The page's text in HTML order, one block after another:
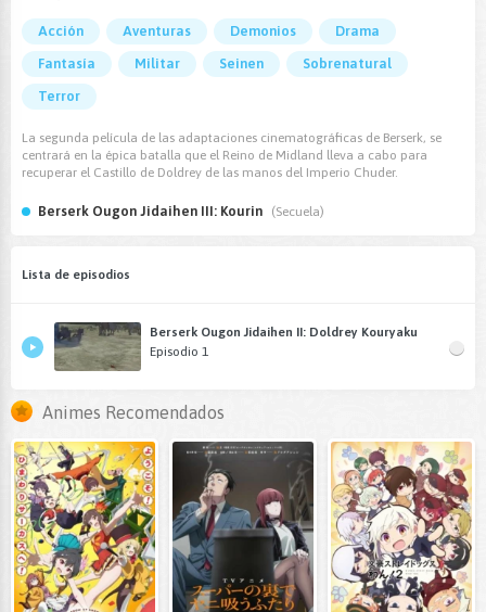
Acción Aventuras Demonios
Drama
Fantasía
Militar Seinen
Sobrenatural
Terror
La segunda película de las adaptaciones cinematográficas de Berserk, se
centrará en la épica batalla que el Reino de Midland lleva a cabo para
recuperar el Castillo de Doldrey de las manos del Imperio Chuder.
Berserk Ougon Jidaihen III: Kourin (Secuela)
Lista de episodios
Berserk Ougon Jidaihen II: Doldrey Kouryaku
Episodio 1
Animes Recomendados